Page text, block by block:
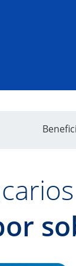
Enlace en la